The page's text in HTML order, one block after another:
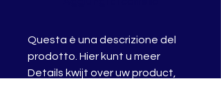
Questa è una descrizione del
prodotto. Hier kunt u meer
Details kwijt over uw product,